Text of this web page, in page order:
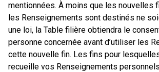
mentionnées. À moins que les nouvelles
les Renseignements sont destinés ne
une loi, la Table filière obtiendra le
personne concernée avant d’utiliser les
cette nouvelle fin. Les fins pour
recueille vos Renseignements